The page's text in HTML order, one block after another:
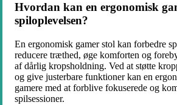
Hvordan kan en ergonomisk
spiloplevelsen?
En ergonomisk gamer stol kan forbedre
reducere træthed, øge komforten og
af dårlig kropsholdning. Ved at støtte
og give justerbare funktioner kan en
gamere med at forblive fokuserede og
spilsessioner.